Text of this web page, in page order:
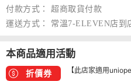
付款方式：
超商取貨付款
運送方式：
常溫7-ELEVEN店到
本商品適用活動
折價券 【此店家適用